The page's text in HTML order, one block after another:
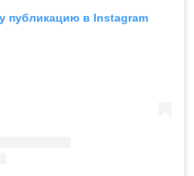
публикацию в Instagram